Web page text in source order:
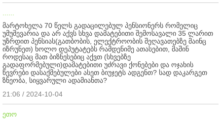
მარტოხელა 70 წელს გადაცილებულ პენსიონერს რომელიც
უმუშევარია და არ აქვს სხვა დამატებითი შემოსავალი 35 ლარით
უზრდით პენსიას(გათბობის, ელექტროობის შეღავათებზე მაინც
იზრუნეთ) ხოლო დეპუტატებს რამდენიმე ათასებით, მაშინ
როდესაც მათ ბიზნესებიც აქვთ (სხვებზე
გადაფორმებული)დამატებითი უძრავი ქონებები და ოჯახის
წევრები დასაქმებულები ასეთ ბიუჯეტს ადგენთ? სად დაკარგეთ
ზნეობა, სიყვარული ადამიანთა?
21:06 / 2024-10-04
ეთო